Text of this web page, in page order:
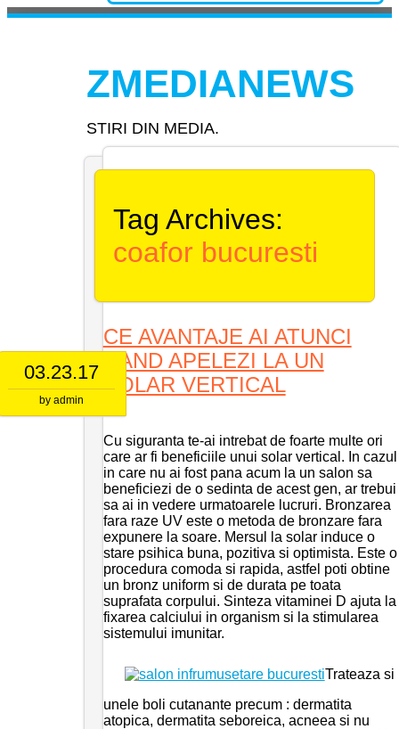
Skip
ZMEDIANEWS
STIRI DIN MEDIA.
Tag Archives:
coafor bucuresti
03.23.17
by admin
CE AVANTAJE AI ATUNCI
CAND APELEZI LA UN
SOLAR VERTICAL
Cu siguranta te-ai intrebat de foarte multe ori
care ar fi beneficiile unui solar vertical. In cazul
in care nu ai fost pana acum la un salon sa
beneficiezi de o sedinta de acest gen, ar trebui
sa ai in vedere urmatoarele lucruri. Bronzarea
fara raze UV este o metoda de bronzare fara
expunere la soare. Mersul la solar induce o
stare psihica buna, pozitiva si optimista. Este o
procedura comoda si rapida, astfel poti obtine
un bronz uniform si de durata pe toata
suprafata corpului. Sinteza vitaminei D ajuta la
fixarea calciului in organism si la stimularea
sistemului imunitar.
Trateaza si
unele boli cutanante precum : dermatita
atopica, dermatita seboreica, acneea si nu